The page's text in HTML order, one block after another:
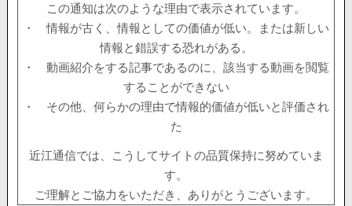
この通知は次のような理由で表示されています。
・ 情報が古く、情報としての価値が低い。または新しい
情報と錯誤する恐れがある。
・ 動画紹介をする記事であるのに、該当する動画を閲覧
することができない
・ その他、何らかの理由で情報的価値が低いと評価され
た
近江通信では、こうしてサイトの品質保持に努めていま
す。
ご理解とご協力をいただき、ありがとうございます。